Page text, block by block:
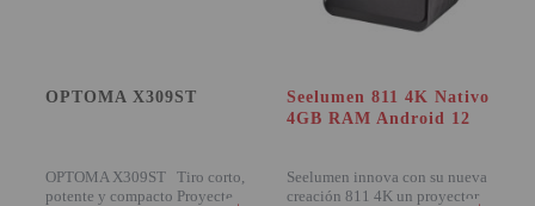
OPTOMA X309ST
OPTOMA X309ST Tiro corto,
potente y compacto Proyecte
Seelumen 811 4K Nativo
4GB RAM Android 12
Seelumen innova con su nueva
creación 811 4K un proyector